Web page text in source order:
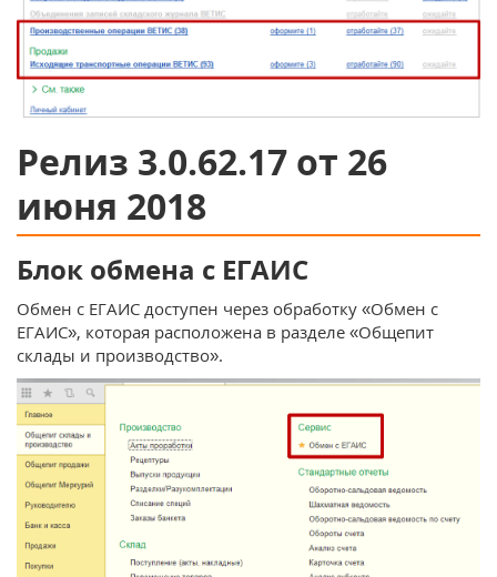
Релиз 3.0.62.17 от 26
июня 2018
Блок обмена с ЕГАИС
Обмен с ЕГАИС доступен через обработку «Обмен с
ЕГАИС», которая расположена в разделе «Общепит
склады и производство».